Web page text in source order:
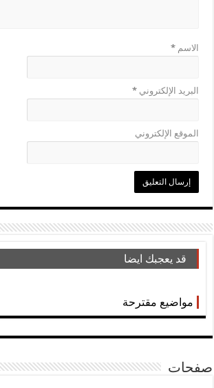
الاسم*
البريد الإلكتروني*
الموقع الإلكتروني
قد يعجبك ايضا
مواضيع مقترحة
صفحات